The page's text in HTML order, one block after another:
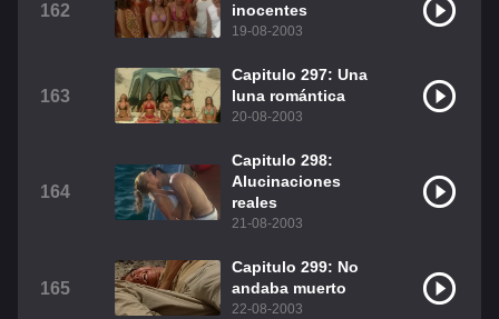
162
inocentes
19-08-2003
163
Capitulo 297: Una
luna romántica
20-08-2003
164
Capitulo 298:
Alucinaciones
reales
21-08-2003
165
Capitulo 299: No
andaba muerto
22-08-2003